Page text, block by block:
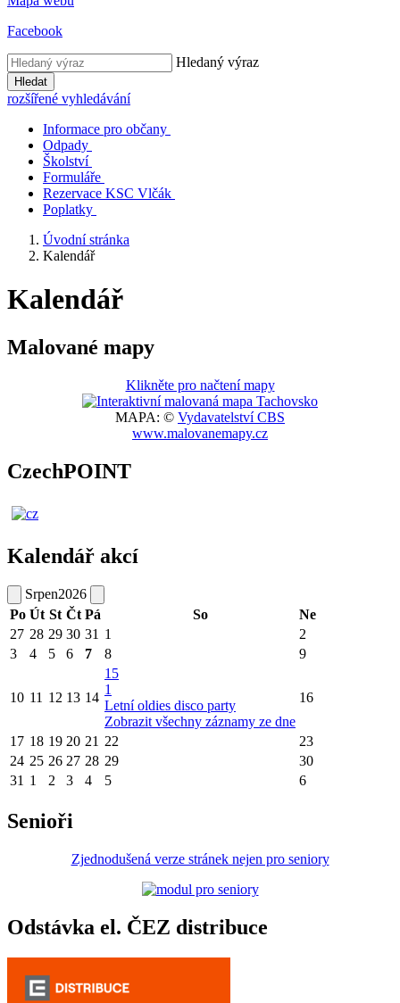
Facebook
Hledaný výraz
Hledat
rozšířené vyhledávání
Informace pro občany
Odpady
Školství
Formuláře
Rezervace KSC Vlčák
Poplatky
Úvodní stránka
Kalendář
Kalendář
Malované mapy
Klikněte pro načtení mapy
MAPA: © Vydavatelství CBS
www.malovanemapy.cz
CzechPOINT
Kalendář akcí
Srpen2026
Po Út St Čt Pá So
Ne
27 28 29 30 31 1
2
3
4 5 6 7 8 9
10 11 12 13 14
15
1
Letní oldies disco party
Zobrazit všechny záznamy ze dne
16
17 18 19 20 21 22
23
24 25 26 27 28 29
30
31 1 2 3 4 5 6
Senioři
Zjednodušená verze stránek nejen pro seniory
Odstávka el. ČEZ distribuce